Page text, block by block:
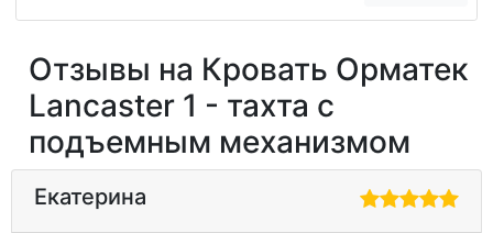
Отзывы на Кровать Орматек
Lancaster 1 - тахта с
подъемным механизмом
Екатерина